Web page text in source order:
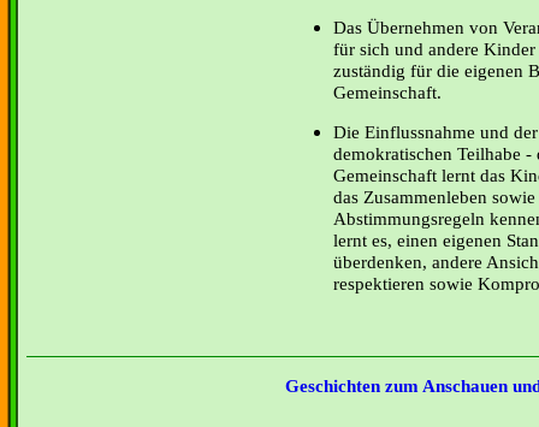
Das Übernehmen von
für sich und andere
zuständig für die eigenen
Gemeinschaft.
Die Einflussnahme und
demokratischen Teilhabe
Gemeinschaft lernt das
das Zusammenleben
Abstimmungsregeln
lernt es, einen eigenen
überdenken, andere
respektieren sowie
Geschichten zum Anschauen